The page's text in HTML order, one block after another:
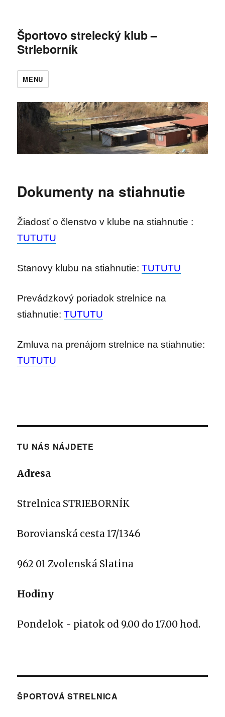
Športovo strelecký klub –
Strieborník
MENU
Dokumenty na stiahnutie
Žiadosť o členstvo v klube na stiahnutie :
TUTUTU
Stanovy klubu na stiahnutie:TUTUTU
Prevádzkový poriadok strelnice na
stiahnutie:TUTUTU
Zmluva na prenájom strelnice na stiahnutie:
TUTUTU
TU NÁS NÁJDETE
Adresa
Strelnica STRIEBORNÍK
Borovianská cesta 17/1346
962 01 Zvolenská Slatina
Hodiny
Pondelok - piatok od 9.00 do 17.00 hod.
ŠPORTOVÁ STRELNICA